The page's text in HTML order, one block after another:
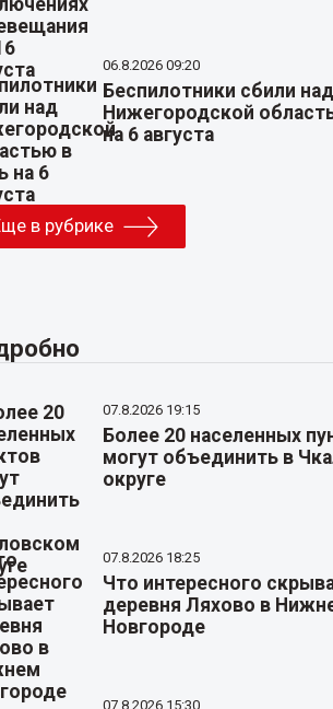
06.8.2026 09:20
Беспилотники сбили над
Нижегородской
на 6 августа
в рубрике
07.8.2026 19:15
Более 20 населенных
могут объединить в
округе
07.8.2026 18:25
Что интересного
деревня Ляхово в
Новгороде
07.8.2026 15:30